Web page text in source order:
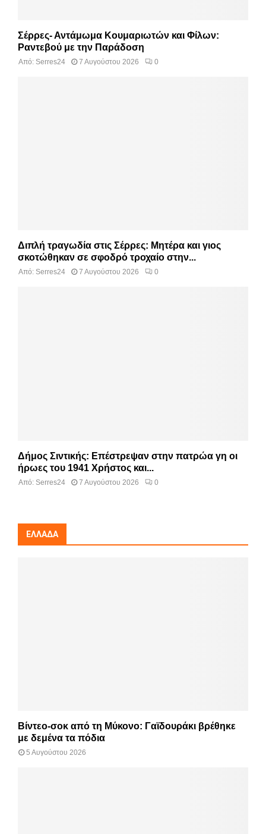
Σέρρες- Αντάμωμα Κουμαριωτών και Φίλων:
Ραντεβού με την Παράδοση
Από: Serres24 7 Αυγούστου 2026 0
Διπλή τραγωδία στις Σέρρες: Μητέρα και γιος
σκοτώθηκαν σε σφοδρό τροχαίο στην...
Από: Serres24 7 Αυγούστου 2026 0
Δήμος Σιντικής: Επέστρεψαν στην πατρώα γη οι
ήρωες του 1941 Χρήστος και...
Από: Serres24 7 Αυγούστου 2026 0
ΕΛΛΆΔΑ
Βίντεο-σοκ από τη Μύκονο: Γαϊδουράκι βρέθηκε
με δεμένα τα πόδια
5 Αυγούστου 2026